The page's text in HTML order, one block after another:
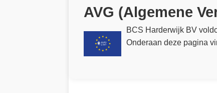
AVG (Algemene
BCS Harderwijk BV
Onderaan deze pagina